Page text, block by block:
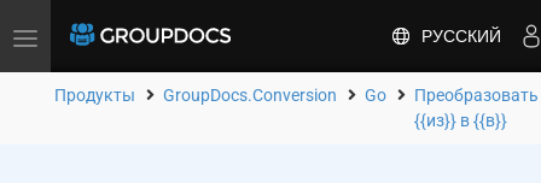
Toggle
РУССКИЙ
Продукты GroupDocs.Conversion Go
Преобразовать
{{из}} в {{в}}